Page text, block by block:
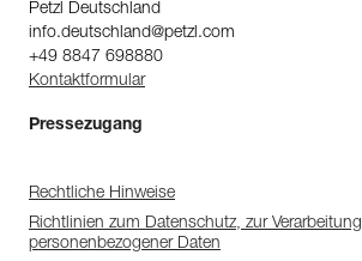
Petzl Deutschland
info.deutschland@petzl.com
+49 8847 698880
Kontaktformular
Pressezugang
Rechtliche Hinweise
Richtlinien zum Datenschutz, zur Verarbeitung
personenbezogener Daten